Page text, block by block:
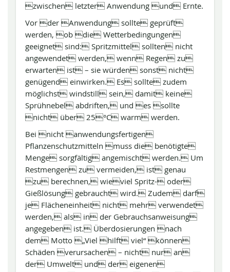
zwischen letzter Anwendung und Ernte.
Vor der Anwendung sollte geprüft
werden, ob die Wetterbedingungen
geeignet sind: Spritzmittel sollten nicht
angewendet werden, wenn Regen zu
erwarten ist – sie würden sonst nicht
genügend einwirken. Es sollte zudem
möglichst windstill sein, damit keine
Sprühnebel abdriften, und es sollte
nicht über 25°C warm werden.
Bei nicht anwendungsfertigen
Pflanzenschutzmitteln muss die benötigte
Menge sorgfältig angemischt werden. Um
Restmengen zu vermeiden, ist genau
zu berechnen, wieviel Spritz- oder
Gießlösung gebraucht wird. Zudem darf
je Flächeneinheit nicht mehr verwendet
werden, als in der Gebrauchsanweisung
angegeben ist. Überdosierungen nach
dem Motto „Viel hilft viel“ können
Schäden verursachen – nicht nur an
der Umwelt und der eigenen